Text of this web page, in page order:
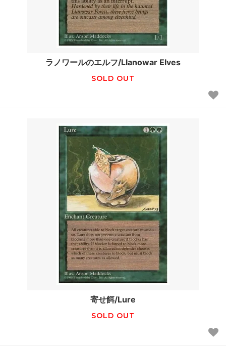
ラノワールのエルフ/Llanowar Elves
SOLD OUT
寄せ餌/Lure
SOLD OUT